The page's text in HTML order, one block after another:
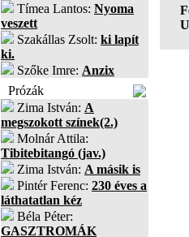
Tímea Lantos: Nyoma
veszett
Szakállas Zsolt: ki lapít
ki.
Szőke Imre: Anzix
Prózák
Zima István: A
megszokott színek(2.)
Molnár Attila:
Tibitebitangó (jav.)
Zima István: A másik is
Pintér Ferenc: 230 éves a
láthatatlan kéz
Béla Péter:
GASZTROMÁK